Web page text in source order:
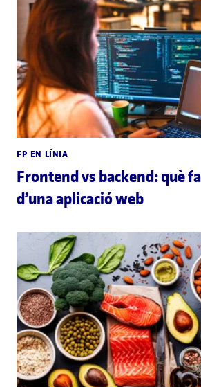
FP EN LÍNIA
Frontend vs backend: què
d’una aplicació web